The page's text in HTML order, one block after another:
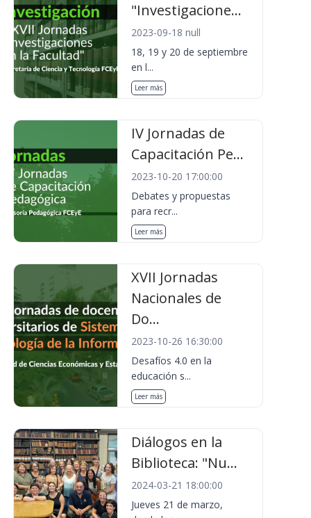
"Investigacione...
2023-09-18 null
18, 19 y 20 de septiembre
en l...
Leer más
IV Jornadas de
Capacitación Pe...
2023-10-20 17:00:00
Debates y propuestas
para recr...
Leer más
XVII Jornadas
Nacionales de
Do...
2023-10-26 16:30:00
Desafíos 4.0 en la
educación s...
Leer más
Diálogos en la
Biblioteca: "Nu...
2024-03-21 18:00:00
Jueves 21 de marzo,